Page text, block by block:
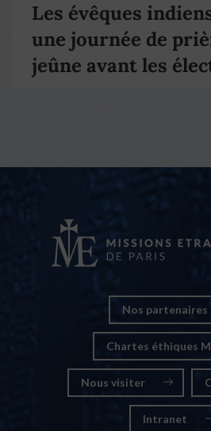
Les évêques
une journée de
jeûne avant les
Nos partenaires
Chartes éthiques
Nous visiter
Intranet